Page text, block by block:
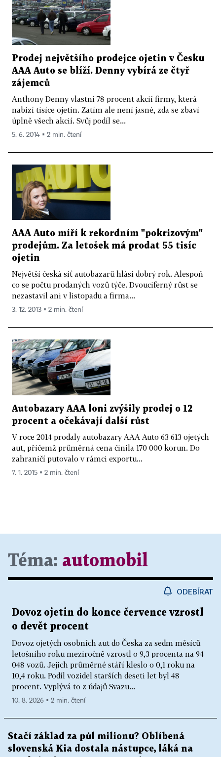
Prodej největšího prodejce ojetin v Česku
AAA Auto se blíží. Denny vybírá ze čtyř
zájemců
Anthony Denny vlastní 78 procent akcií firmy, která
nabízí tisíce ojetin. Zatím ale není jasné, zda se zbaví
úplně všech akcií. Svůj podíl se...
5. 6. 2014 ▪ 2 min. čtení
AAA Auto míří k rekordním "pokrizovým"
prodejům. Za letošek má prodat 55 tisíc
ojetin
Největší česká síť autobazarů hlásí dobrý rok. Alespoň
co se počtu prodaných vozů týče. Dvouciferný růst se
nezastavil ani v listopadu a firma...
3. 12. 2013 ▪ 2 min. čtení
Autobazary AAA loni zvýšily prodej o 12
procent a očekávají další růst
V roce 2014 prodaly autobazary AAA Auto 63 613 ojetých
aut, přičemž průměrná cena činila 170 000 korun. Do
zahraničí putovalo v rámci exportu...
7. 1. 2015 ▪ 2 min. čtení
Téma: automobil
ODEBÍRAT
Dovoz ojetin do konce července vzrostl
o devět procent
Dovoz ojetých osobních aut do Česka za sedm měsíců
letošního roku meziročně vzrostl o 9,3 procenta na 94
048 vozů. Jejich průměrné stáří kleslo o 0,1 roku na
10,4 roku. Podíl vozidel starších deseti let byl 48
procent. Vyplývá to z údajů Svazu...
10. 8. 2026 ▪ 2 min. čtení
Stačí základ za půl milionu? Oblíbená
slovenská Kia dostala nástupce, láká na